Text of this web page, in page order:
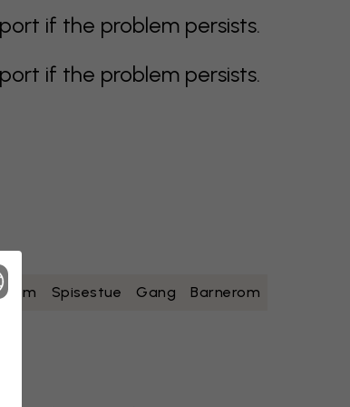
if the problem persists.
if the problem persists.
Spisestue Gang Barnerom